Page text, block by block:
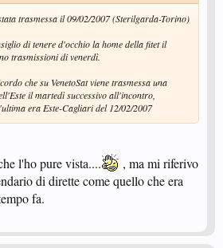
trasmessa il 09/02/2007 (Sterilgarda-Torino)
di tenere d'occhio la home della fitet il
trasmissioni di venerdì.
che su VenetoSat viene trasmessa una
il martedì successivo all'incontro,
era Este-Cagliari del 12/02/2007
l'ho pure vista....
, ma mi riferivo
di dirette come quello che era
fa.